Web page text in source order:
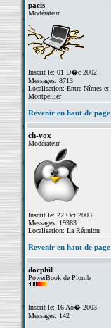
pacis
Modérateur
Inscrit le: 01 D�c 2002
Messages: 8713
Localisation: Entre Nîmes et
Montpellier
Revenir en haut de page
ch-vox
Modérateur
Inscrit le: 22 Oct 2003
Messages: 19383
Localisation: La Réunion
Revenir en haut de page
docphil
PowerBook de Plomb
Inscrit le: 16 Ao� 2003
Messages: 142